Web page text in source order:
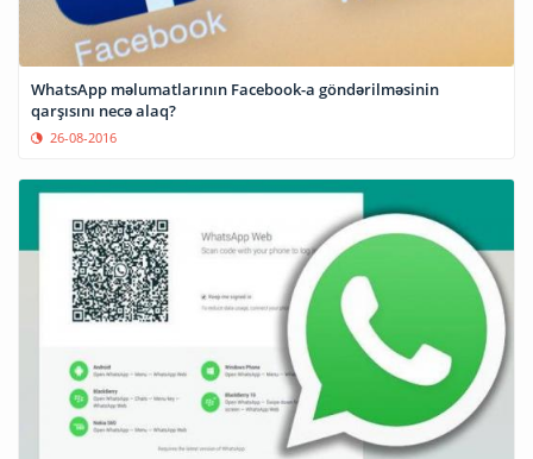
WhatsApp məlumatlarının Facebook-a göndərilməsinin
qarşısını necə alaq?
26-08-2016